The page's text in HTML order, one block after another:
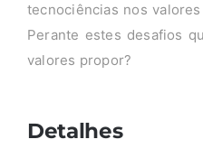
tecnociências nos
Perante estes desafios
valores propor?
Detalhes